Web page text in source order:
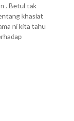
. Betul tak
khasiat
ni kita tahu